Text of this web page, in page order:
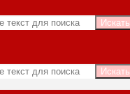
Искать
Искать